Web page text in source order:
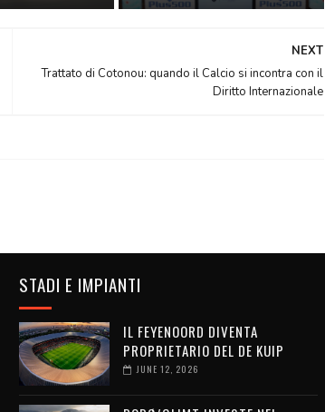
NEXT
Trattato di Cotonou: quando il Calcio si incontra con il
Diritto Internazionale
STADI E IMPIANTI
IL FEYENOORD DIVENTA
PROPRIETARIO DEL DE KUIP
JUNE 12, 2026